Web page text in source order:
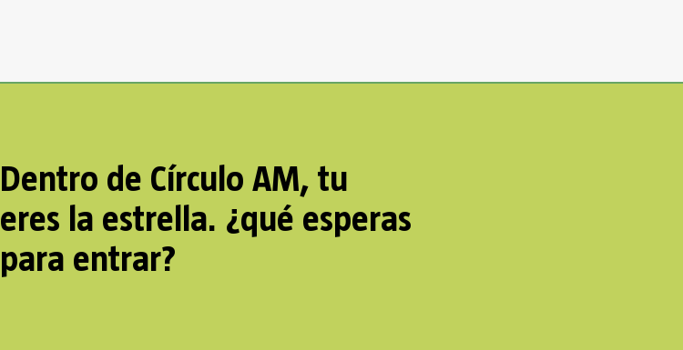
Dentro de Círculo AM, tu
eres la estrella. ¿qué esperas
para entrar?